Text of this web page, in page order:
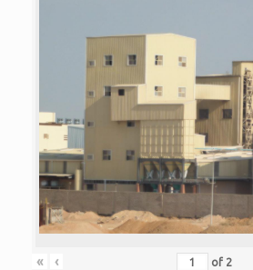
« ‹ of 2